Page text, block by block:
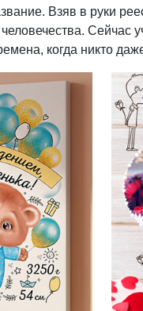
Взяв в руки
Сейчас
когда никто